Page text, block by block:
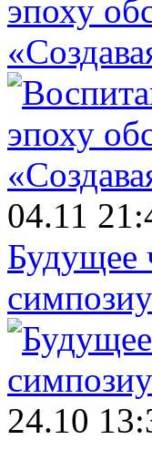
эпоху
04.11
Будущее
24.10